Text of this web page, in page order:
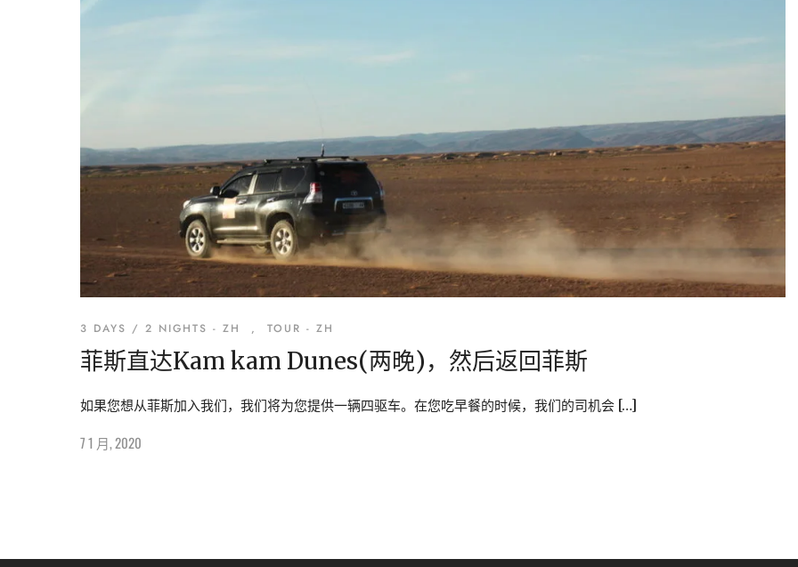
3 DAYS / 2 NIGHTS - ZH , TOUR - ZH
菲斯直达Kam kam Dunes(两晚)，然后返回菲斯
如果您想从菲斯加入我们，我们将为您提供一辆四驱车。在您吃早餐的时候，我们的司机会 […]
7 1 月, 2020